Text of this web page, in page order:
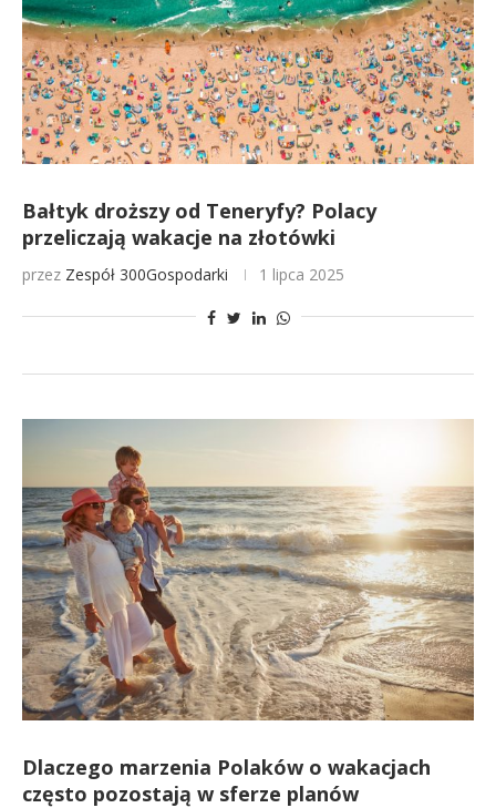
Bałtyk droższy od Teneryfy? Polacy
przeliczają wakacje na złotówki
przez Zespół 300Gospodarki 1 lipca 2025
Dlaczego marzenia Polaków o wakacjach
często pozostają w sferze planów